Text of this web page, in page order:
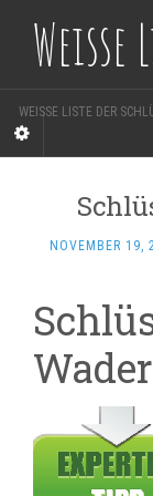
WEISSE LISTE DER
NOVEMBER 19,